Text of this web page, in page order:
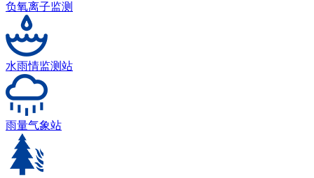
负氧离子监测
水雨情监测站
雨量气象站